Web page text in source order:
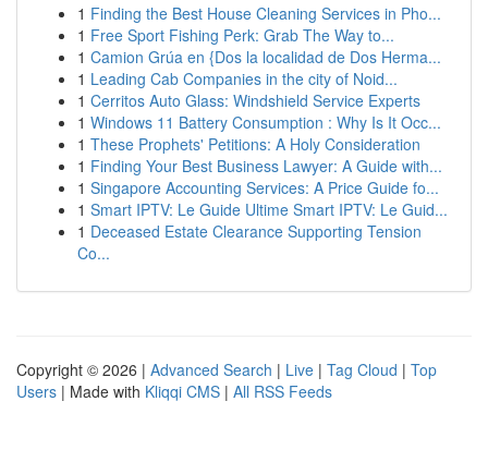
1 Finding the Best House Cleaning Services in Pho...
1 Free Sport Fishing Perk: Grab The Way to...
1 Camion Grúa en {Dos la localidad de Dos Herma...
1 Leading Cab Companies in the city of Noid...
1 Cerritos Auto Glass: Windshield Service Experts
1 Windows 11 Battery Consumption : Why Is It Occ...
1 These Prophets' Petitions: A Holy Consideration
1 Finding Your Best Business Lawyer: A Guide with...
1 Singapore Accounting Services: A Price Guide fo...
1 Smart IPTV: Le Guide Ultime Smart IPTV: Le Guid...
1 Deceased Estate Clearance Supporting Tension
Co...
Copyright © 2026 | Advanced Search | Live | Tag Cloud | Top
Users | Made with Kliqqi CMS | All RSS Feeds